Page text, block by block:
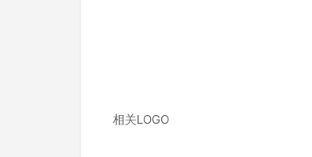
相关LOGO